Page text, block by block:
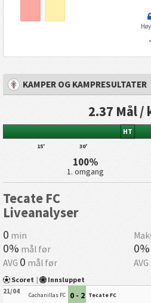
KAMPER OG KAMPRESULTATER
2.37 Mål /
15' 30'
HT
100%
1. omgang
Tecate FC
Liveanalyser
0 min
0% mål før 0%
AVG 0 mål før AVG
Scoret | Innsluppet
21/04 Cachanillas FC 0 - 2 Tecate FC